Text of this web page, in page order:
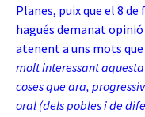
Planes, puix que el 8
hagués demanat opinió
atenent a uns mots que
molt interessant
coses que ara,
oral (dels pobles i de